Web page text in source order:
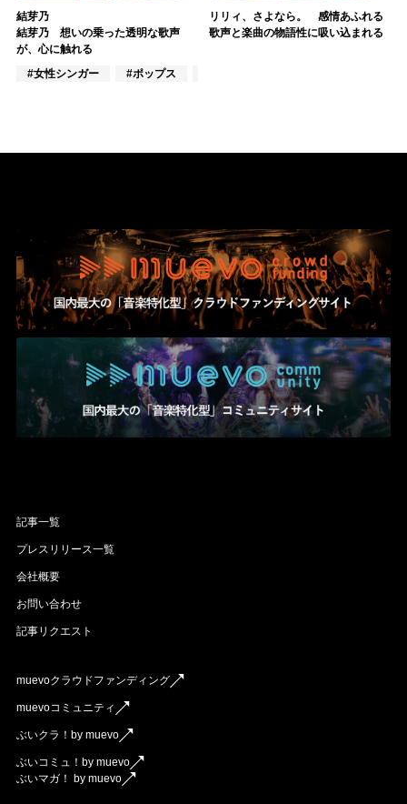
結芽乃
結芽乃 想いの乗った透明な歌声
が、心に触れる
#女性シンガー
#ポップス
リリィ、さよなら。 感情あふれる
歌声と楽曲の物語性に吸い込まれる
記事一覧
プレスリリース一覧
会社概要
お問い合わせ
記事リクエスト
muevoクラウドファンディング
muevoコミュニティ
ぶいクラ！by muevo
ぶいコミュ！by muevo
ぶいマガ！ by muevo